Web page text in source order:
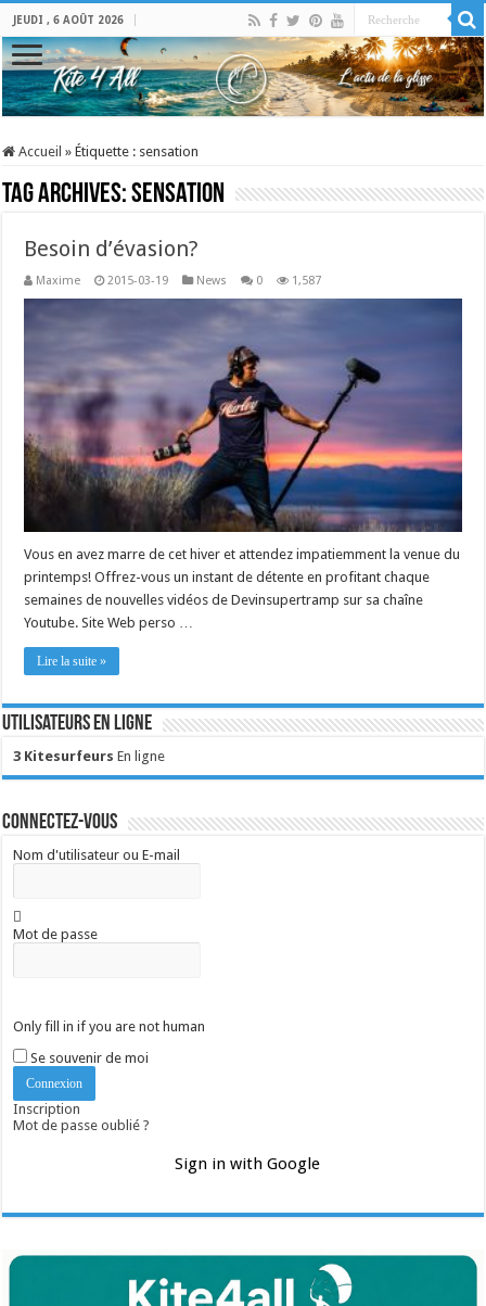
JEUDI , 6 AOÛT 2026
Accueil » Étiquette : sensation
Tag Archives:sensation
Besoin d’évasion?
Maxime 2015-03-19 News 0 1,587
Vous en avez marre de cet hiver et attendez impatiemment la venue du
printemps! Offrez-vous un instant de détente en profitant chaque
semaines de nouvelles vidéos de Devinsupertramp sur sa chaîne
Youtube. Site Web perso …
Lire la suite »
Utilisateurs en ligne
3 Kitesurfeurs En ligne
Connectez-vous
Nom d'utilisateur ou E-mail
Mot de passe
Only fill in if you are not human
Se souvenir de moi
Inscription
Mot de passe oublié ?
Sign in with Google